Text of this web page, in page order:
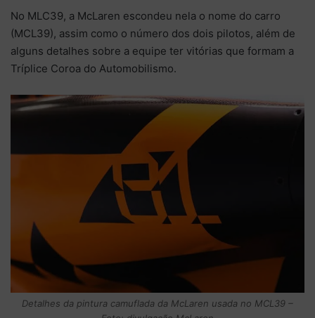
No MLC39, a McLaren escondeu nela o nome do carro
(MCL39), assim como o número dos dois pilotos, além de
alguns detalhes sobre a equipe ter vitórias que formam a
Tríplice Coroa do Automobilismo.
Detalhes da pintura camuflada da McLaren usada no MCL39 –